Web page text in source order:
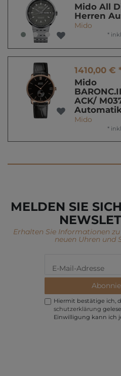
Mido All
Herren
Mido
*
1410,00 €
Mido
ACK/
Mido
*
MELDEN SIE
Erhalten Sie Informationen
neuen Uhren und
Hiermit bestätige ich,
schutz­erklärung
Einwilligung kann ich